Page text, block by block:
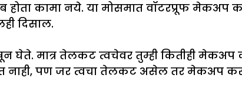
होता कामा नये. या मोसमात वॉटरप्रूफ
दिसाल.
मात्र तेलकट त्वचेवर तुम्ही कितीही मेकअप
नाही, पण जर त्वचा तेलकट असेल तर मेकअप